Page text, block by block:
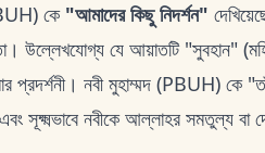
কে "আমাদের কিছু নিদর্শন"
যে আয়াতটি "সুবহান"
নবী মুহাম্মদ (PBUH) কে
সূক্ষ্মভাবে নবীকে আল্লাহর সমতুল্য বা